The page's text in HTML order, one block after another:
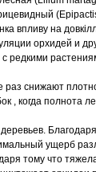
впливу на
орхидей и
редкими
снижают
, когда полнота
ущерб
тому что